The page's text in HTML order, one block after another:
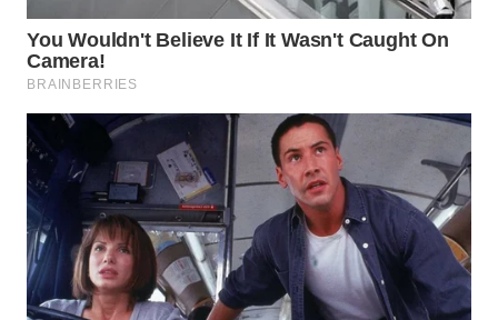
Wahana
Media
Group
WAHANA
NEWS
WAHANA
TANI
WAHANA